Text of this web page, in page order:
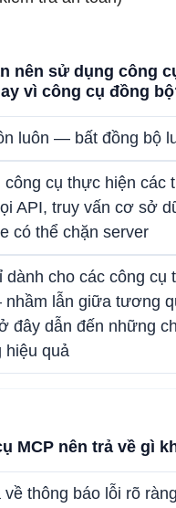
nên sử dụng công
vì công cụ đồng
luôn — bất đồng bộ
công cụ thực hiện các
API, truy vấn cơ sở
có thể chặn server
dành cho các công cụ
lẫn giữa tương
đây dẫn đến những
hiệu quả
MCP nên trả về gì
về thông báo lỗi rõ